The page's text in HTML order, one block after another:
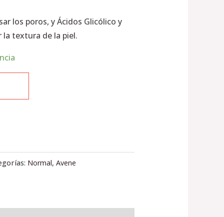
los poros, y Ácidos Glicólico y
la textura de la piel.
Normal,Avene